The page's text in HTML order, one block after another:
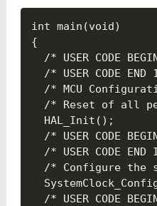
int main(void)
{
/* USER CODE
/* USER CODE END
/* MCU
/* Reset of all
  HAL_Init();
/* USER CODE
/* USER CODE END
/* Configure the
/* USER CODE